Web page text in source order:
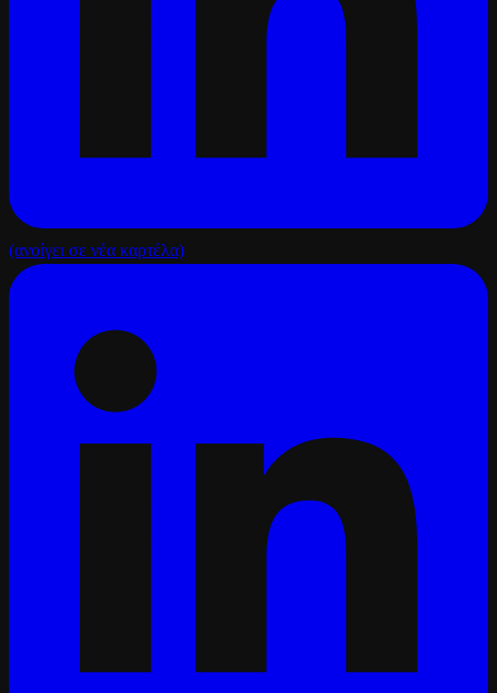
(ανοίγει σε νέα καρτέλα)